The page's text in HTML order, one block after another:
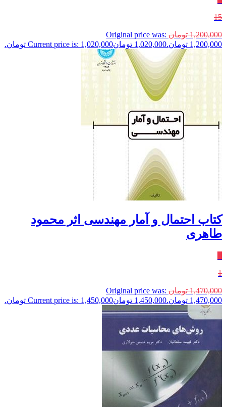
15
1,200,000 تومان Original price was:
1,200,000 تومان.
1,020,000 تومانCurrent price is: 1,020,000 تومان.
کتاب احتمال و آمار مهندسی اثر محمود
طاهری
1
1,470,000 تومان Original price was:
1,470,000 تومان.
1,450,000 تومانCurrent price is: 1,450,000 تومان.